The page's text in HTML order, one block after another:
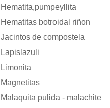
Hematita,pumpeyllita
Hematitas botroidal riñon
Jacintos de compostela
Lapislazuli
Limonita
Magnetitas
Malaquita pulida - malachite